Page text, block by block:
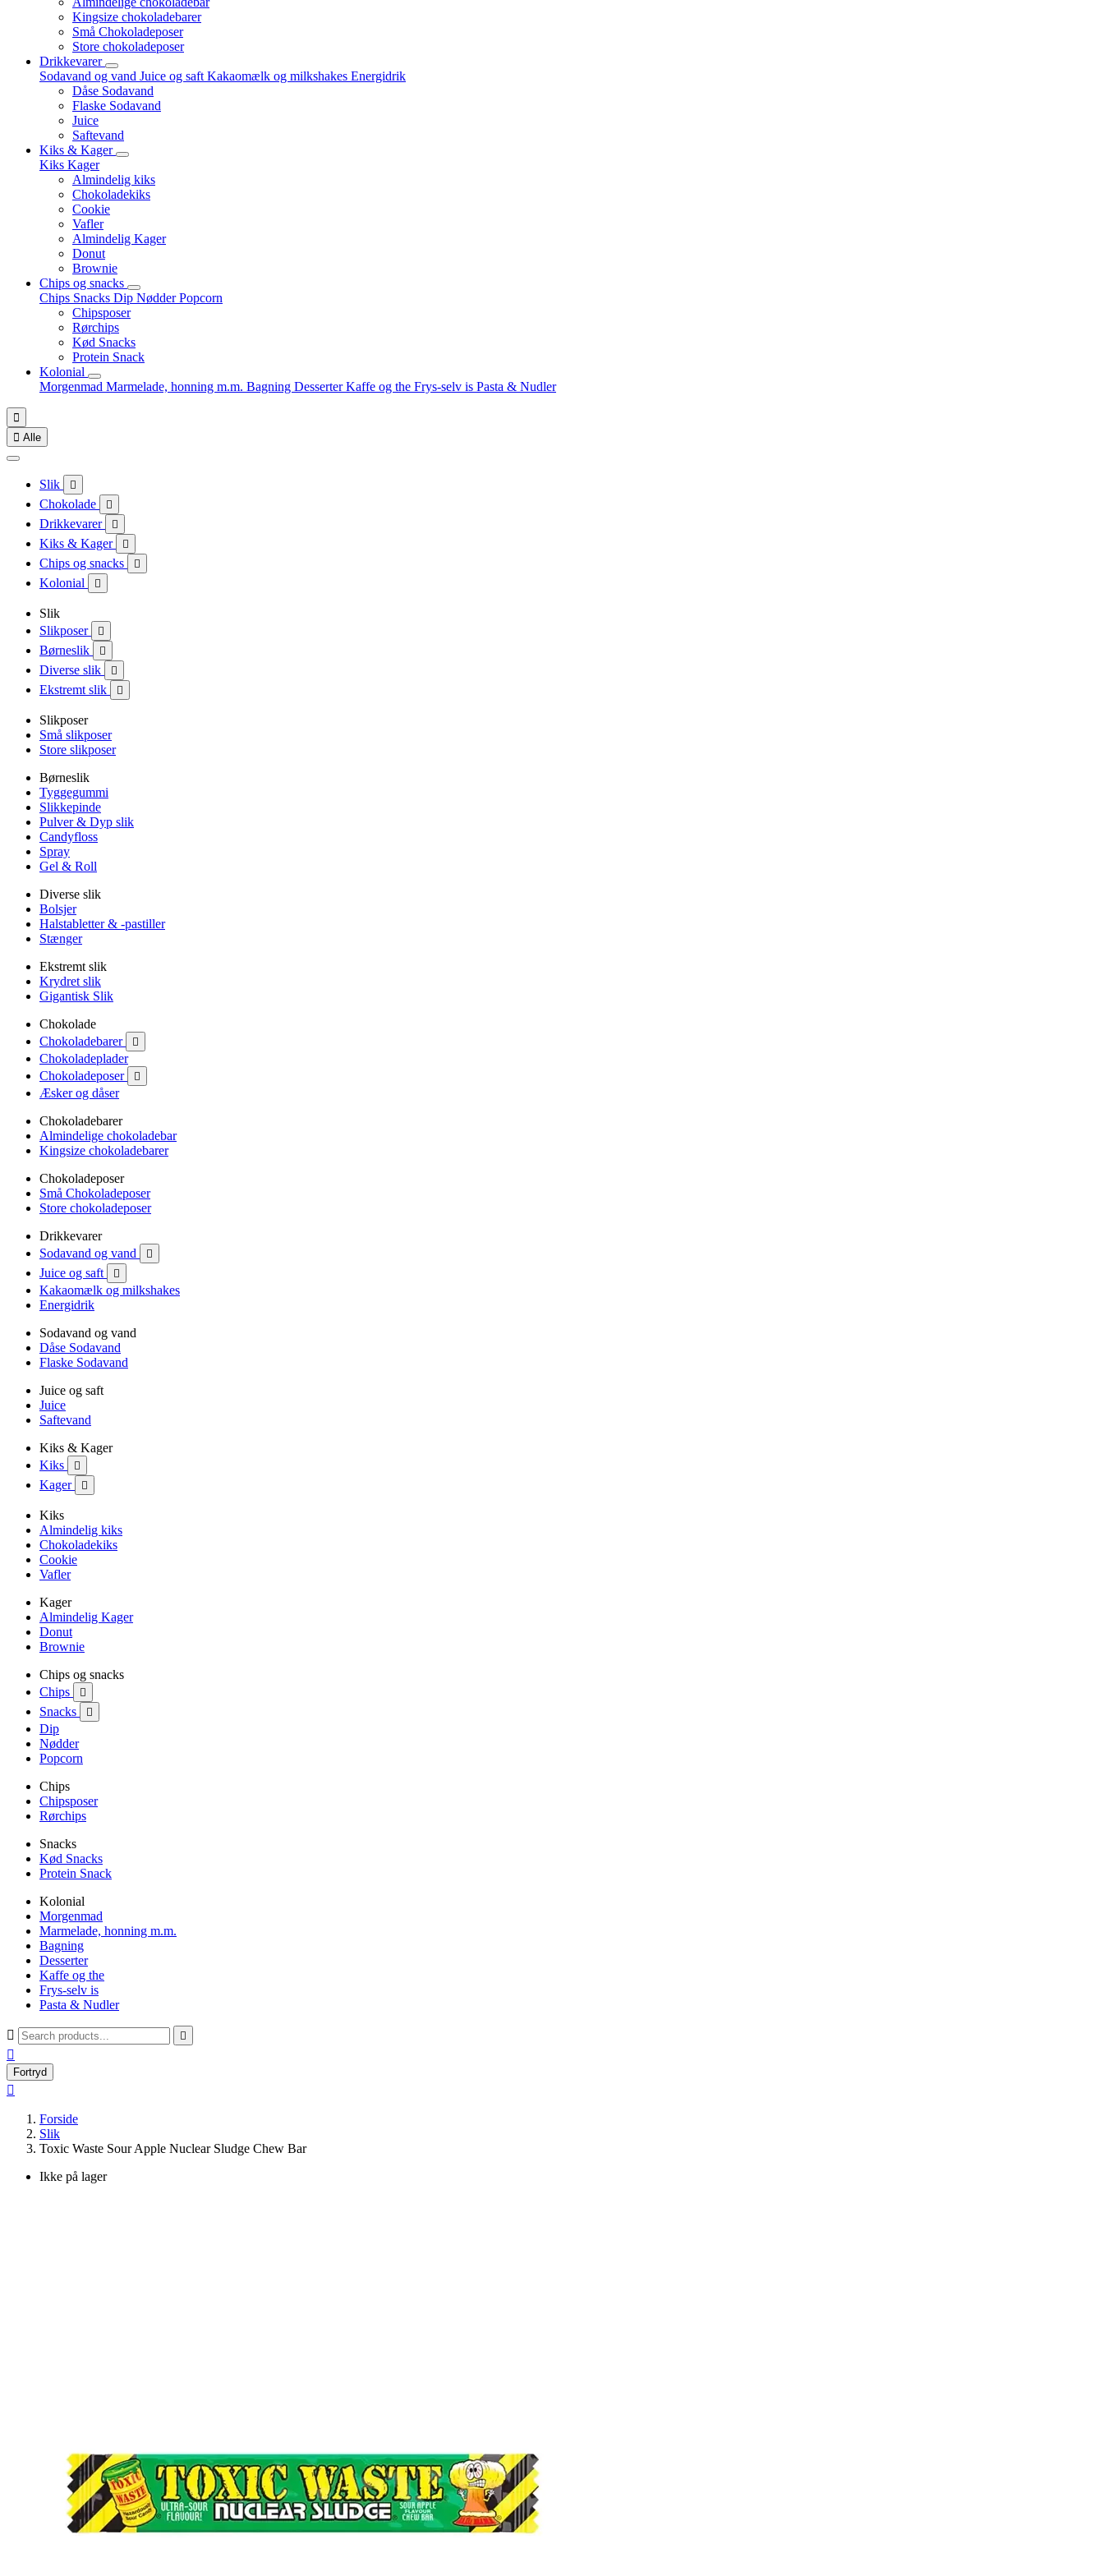
Kingsize chokoladebarer
Små Chokoladeposer
Store chokoladeposer
Drikkevarer
Sodavand og vand Juice og saft Kakaomælk og milkshakes Energidrik
Dåse Sodavand
Flaske Sodavand
Juice
Saftevand
Kiks & Kager
Kiks Kager
Almindelig kiks
Chokoladekiks
Cookie
Vafler
Almindelig Kager
Donut
Brownie
Chips og snacks
Chips Snacks Dip NødderPopcorn
Chipsposer
Rørchips
Kød Snacks
Protein Snack
Kolonial
Morgenmad Marmelade, honning m.m. Bagning DesserterKaffe og the Frys-selv is Pasta & Nudler

 Alle
Slik 
Chokolade 
Drikkevarer 
Kiks & Kager 
Chips og snacks 
Kolonial 
Slik
Slikposer

Børneslik 
Diverse slik 
Ekstremt slik 
Slikposer
Små slikposer
Store slikposer
Børneslik
Tyggegummi
Slikkepinde
Pulver & Dyp slik
Candyfloss
Spray
Gel & Roll
Diverse slik
Bolsjer
Halstabletter & -pastiller
Stænger
Ekstremt slik
Krydret slik
Gigantisk Slik
Chokolade
Chokoladebarer

Chokoladeplader
Chokoladeposer

Æsker og dåser
Chokoladebarer
Almindelige chokoladebar
Kingsize chokoladebarer
Chokoladeposer
Små Chokoladeposer
Store chokoladeposer
Drikkevarer
Sodavand og vand

Juice og saft 
Kakaomælk og milkshakes
Energidrik
Sodavand og vand
Dåse Sodavand
Flaske Sodavand
Juice og saft
Juice
Saftevand
Kiks & Kager
Kiks

Kager 
Kiks
Almindelig kiks
Chokoladekiks
Cookie
Vafler
Kager
Almindelig Kager
Donut
Brownie
Chips og snacks
Chips

Snacks 
Dip
Nødder
Popcorn
Chips
Chipsposer
Rørchips
Snacks
Kød Snacks
Protein Snack
Kolonial
Morgenmad
Marmelade, honning m.m.
Bagning
Desserter
Kaffe og the
Frys-selv is
Pasta & Nudler
 

Fortryd

Forside
Slik
Toxic Waste Sour Apple Nuclear Sludge Chew Bar
Ikke på lager